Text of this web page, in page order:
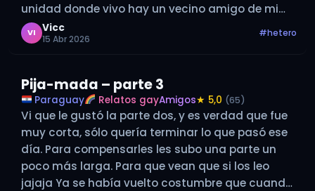
unidad donde vivo hay un vecino amigo de mi
padre que…
VI Vicc
15 Abr 2026
#hetero
Pija-mada – parte 3
Paraguay Relatos gayAmigos★ 5,0 (65)
Vi que le gustó la parte dos, y es verdad que fue
muy corta, sólo quería terminar lo que pasó ese
día. Para compensarles les subo una parte un
poco más larga. Para que vean que si los leo
jajaja Ya se había vuelto costumbre que cuando